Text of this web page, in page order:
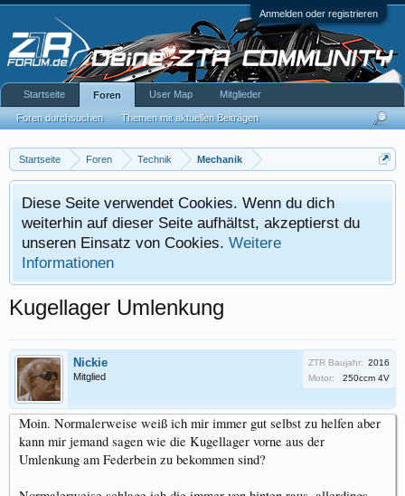
Anmelden oder registrieren
Startseite Foren Technik Mechanik
Diese Seite verwendet Cookies. Wenn du dich
weiterhin auf dieser Seite aufhältst, akzeptierst du
unseren Einsatz von Cookies. Weitere
Informationen
Kugellager Umlenkung
Nickie
Mitglied
ZTR Baujahr: 2016
Motor:
250ccm 4V
Moin. Normalerweise weiß ich mir immer gut selbst zu helfen aber
kann mir jemand sagen wie die Kugellager vorne aus der
Umlenkung am Federbein zu bekommen sind?
Startseite Foren
Foren durchsuchen Themen mit aktuellen Beiträgen
User Map Mitglieder